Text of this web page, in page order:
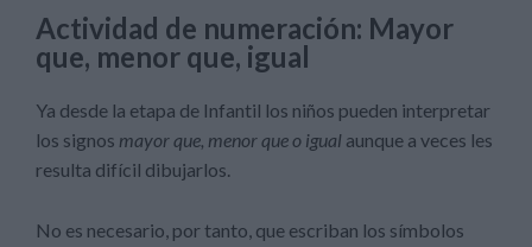
Actividad de numeración: Mayor
que, menor que, igual
Ya desde la etapa de Infantil los niños pueden interpretar
los signos mayor que, menor que o igual aunque a veces les
resulta difícil dibujarlos.
No es necesario, por tanto, que escriban los símbolos